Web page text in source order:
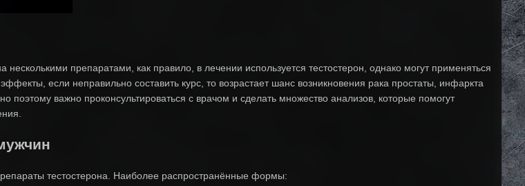
препаратами, как правило, в лечении используется тестостерон, однако могут применяться
если неправильно составить курс, то возрастает шанс возникновения рака простаты, инфаркта
важно проконсультироваться с врачом и сделать множество анализов, которые помогут
тестостерона. Наиболее распространённые формы: